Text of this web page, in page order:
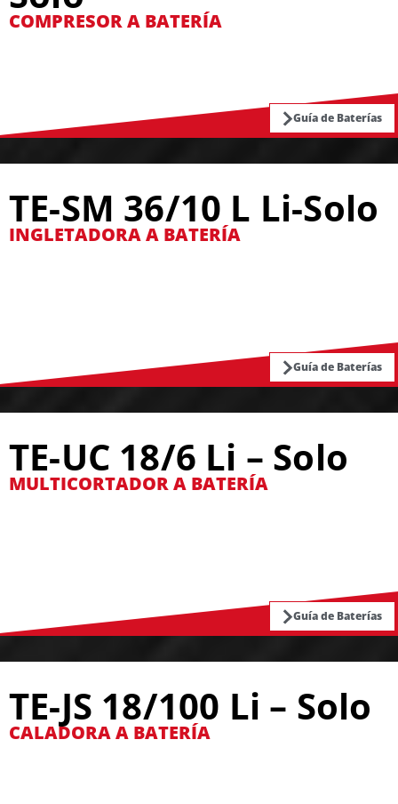
COMPRESOR A BATERÍA
Guía de Baterías
TE-SM 36/10 L Li-Solo
INGLETADORA A BATERÍA
Guía de Baterías
TE-UC 18/6 Li – Solo
MULTICORTADOR A BATERÍA
Guía de Baterías
TE-JS 18/100 Li – Solo
CALADORA A BATERÍA